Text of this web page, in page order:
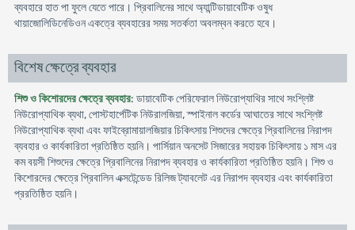
ব্যবহারে হাত পা ফুলে যেতে পারে। প্রিবালিনের সাথে অ্যান্টিডায়াবেটিক ওষুধ
থায়াজোলিডিনেডিওন একত্রে ব্যবহারের সময় সতর্কতা অবলম্বন করতে হবে।
বিশেষ ক্ষেত্রে ব্যবহার
শিশু ও কিশোরদের ক্ষেত্রে ব্যবহার: ডায়াবেটিক পেরিফেরাল নিউরোপ্যাথির সাথে সংশ্লিষ্ট
নিউরোপ্যাথিক ব্যথা, পোস্টহার্পেটিক নিউরালজিয়া, স্পাইনাল কর্ডের আঘাতের সাথে সংশ্লিষ্ট
নিউরোপ্যাথিক ব্যথা এবং ফাইব্রোমায়ালজিয়ার চিকিৎসায় শিশুদের ক্ষেত্রে প্রিবালিনের নিরাপদ
ব্যবহার ও কার্যকারিতা প্রতিষ্ঠিত হয়নি। পার্সিয়ান অনসেট সিজারের সহায়ক চিকিৎসায় ১ মাস এর
কম বয়সী শিশুদের ক্ষেত্রে প্রিবালিনের নিরাপদ ব্যবহার ও কার্যকারিতা প্রতিষ্ঠিত হয়নি। শিশু ও
কিশোরদের ক্ষেত্রে প্রিবালিন এক্সটেন্ডেড রিলিজ ট্যাবলেট এর নিরাপদ ব্যবহার এবং কার্যকারিতা
প্ররতিষ্ঠিত হয়নি।